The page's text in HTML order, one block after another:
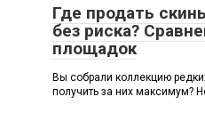
Где продать
без риска?
площадок
Вы собрали коллекцию
получить за них максимум?